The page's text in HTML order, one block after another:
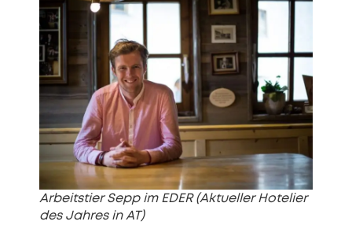
Arbeitstier Sepp im EDER (Aktueller Hotelier
des Jahres in AT)